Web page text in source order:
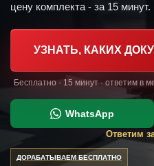
цену комплекта - за 15 минут.
УЗНАТЬ, КАКИХ
Бесплатно · 15 минут · ответим в
WhatsApp
Ответим
ДОРАБАТЫВАЕМ БЕСПЛАТНО